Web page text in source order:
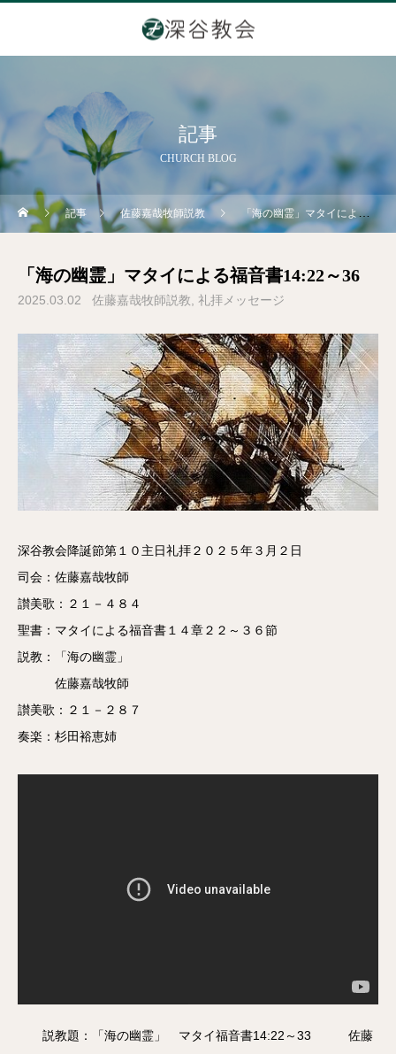
記事
CHURCH BLOG
記事 佐藤嘉哉牧師説教 「海の幽霊」マタイによる福音書14:22～36
「海の幽霊」マタイによる福音書14:22～36
2025.03.02 佐藤嘉哉牧師説教 礼拝メッセージ
深谷教会降誕節第１０主日礼拝２０２５年３月２日
司会：佐藤嘉哉牧師
讃美歌：２１－４８４
聖書：マタイによる福音書１４章２２～３６節
説教：「海の幽霊」
佐藤嘉哉牧師
讃美歌：２１－２８７
奏楽：杉田裕恵姉
説教題：「海の幽霊」 マタイ福音書14:22～33 佐藤